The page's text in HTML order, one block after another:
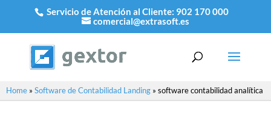
Servicio de Atención al Cliente: 902 170 000
comercial@extrasoft.es
Home » Software de Contabilidad Landing » software contabilidad analítica